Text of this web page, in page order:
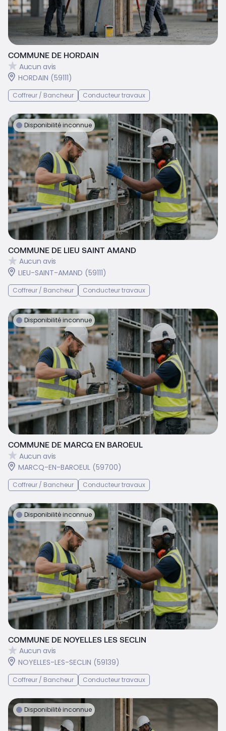
COMMUNE DE HORDAIN
Aucun avis
HORDAIN (59111)
Coffreur / Bancheur Conducteur travaux
Disponibilité inconnue
COMMUNE DE LIEU SAINT AMAND
Aucun avis
LIEU-SAINT-AMAND (59111)
Coffreur / Bancheur Conducteur travaux
Disponibilité inconnue
COMMUNE DE MARCQ EN BAROEUL
Aucun avis
MARCQ-EN-BAROEUL (59700)
Coffreur / Bancheur Conducteur travaux
Disponibilité inconnue
COMMUNE DE NOYELLES LES SECLIN
Aucun avis
NOYELLES-LES-SECLIN (59139)
Coffreur / Bancheur Conducteur travaux
Disponibilité inconnue